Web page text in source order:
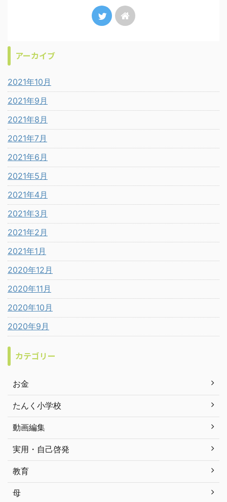
アーカイブ
2021年10月
2021年9月
2021年8月
2021年7月
2021年6月
2021年5月
2021年4月
2021年3月
2021年2月
2021年1月
2020年12月
2020年11月
2020年10月
2020年9月
カテゴリー
お金
たんく小学校
動画編集
実用・自己啓発
教育
母